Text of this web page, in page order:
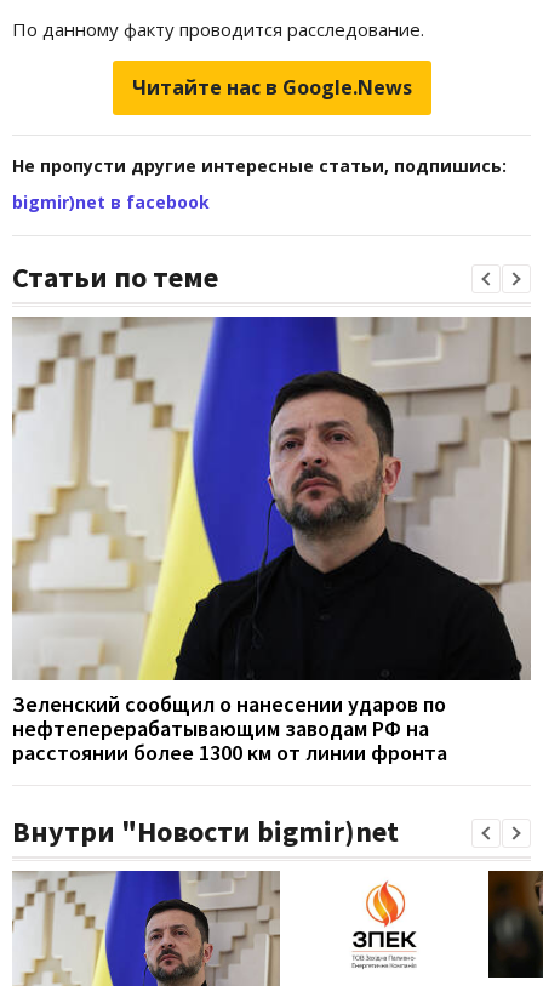
По данному факту проводится расследование.
Читайте нас в Google.News
Не пропусти другие интересные статьи, подпишись:
bigmir)net в facebook
Статьи по теме
Зеленский сообщил о нанесении ударов по
нефтеперерабатывающим заводам РФ на
расстоянии более 1300 км от линии фронта
Внутри "Новости bigmir)net